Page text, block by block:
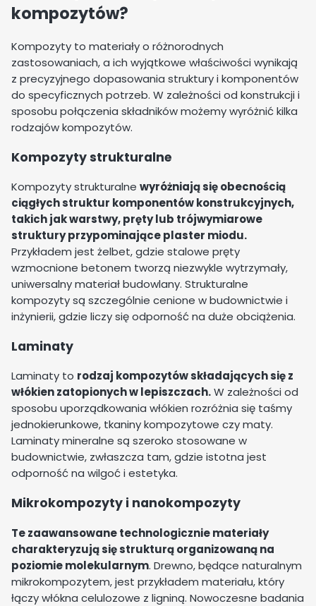
kompozytów?
Kompozyty to materiały o różnorodnych
zastosowaniach, a ich wyjątkowe właściwości wynikają
z precyzyjnego dopasowania struktury i komponentów
do specyficznych potrzeb. W zależności od konstrukcji i
sposobu połączenia składników możemy wyróżnić kilka
rodzajów kompozytów.
Kompozyty strukturalne
Kompozyty strukturalne wyróżniają się obecnością
ciągłych struktur komponentów konstrukcyjnych,
takich jak warstwy, pręty lub trójwymiarowe
struktury przypominające plaster miodu.
Przykładem jest żelbet, gdzie stalowe pręty
wzmocnione betonem tworzą niezwykle wytrzymały,
uniwersalny materiał budowlany. Strukturalne
kompozyty są szczególnie cenione w budownictwie i
inżynierii, gdzie liczy się odporność na duże obciążenia.
Laminaty
Laminaty to rodzaj kompozytów składających się z
włókien zatopionych w lepiszczach.W zależności od
sposobu uporządkowania włókien rozróżnia się taśmy
jednokierunkowe, tkaniny kompozytowe czy maty.
Laminaty mineralne są szeroko stosowane w
budownictwie, zwłaszcza tam, gdzie istotna jest
odporność na wilgoć i estetyka.
Mikrokompozyty i nanokompozyty
Te zaawansowane technologicznie materiały
charakteryzują się strukturą organizowaną na
poziomie molekularnym. Drewno, będące naturalnym
mikrokompozytem, jest przykładem materiału, który
łączy włókna celulozowe z ligniną. Nowoczesne badania